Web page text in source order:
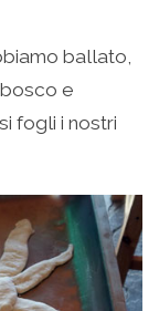
ballato,
e
fogli i nostri